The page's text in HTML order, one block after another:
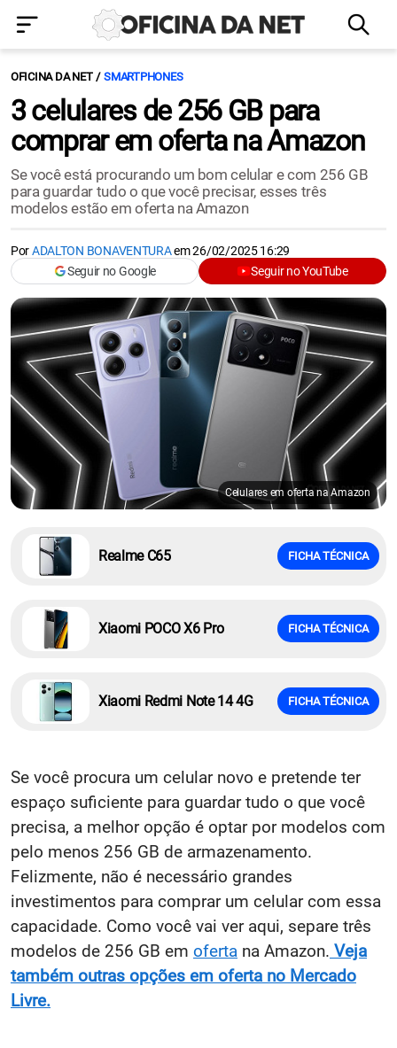
OFICINA DA NET SMARTPHONES
3 celulares de 256 GB para
comprar em oferta na Amazon
Se você está procurando um bom celular e com 256 GB
para guardar tudo o que você precisar, esses três
modelos estão em oferta na Amazon
PorADALTON BONAVENTURAem26/02/2025 16:29
Seguir no Google
Seguir no YouTube
Celulares em oferta na Amazon
Realme C65 FICHA TÉCNICA
Xiaomi POCO X6 Pro FICHA TÉCNICA
Xiaomi Redmi Note 14 4G FICHA TÉCNICA
Se você procura um celular novo e pretende ter
espaço suficiente para guardar tudo o que você
precisa, a melhor opção é optar por modelos com
pelo menos 256 GB de armazenamento.
Felizmente, não é necessário grandes
investimentos para comprar um celular com essa
capacidade. Como você vai ver aqui, separe três
modelos de 256 GB em oferta na Amazon. Veja
também outras opções em oferta no Mercado
Livre.